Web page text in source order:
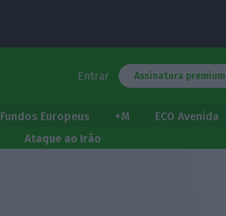
Entrar Assinatura premium
Fundos Europeus +M
ECO Avenida
Ataque ao Irão